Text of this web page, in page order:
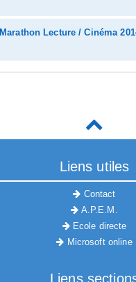
Marathon Lecture / Cinéma
Liens utiles
Contact
A.P.E.M.
Ecole directe
Microsoft online
Liens